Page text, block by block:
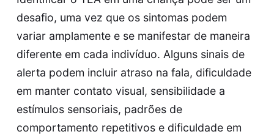
desafio, uma vez que os sintomas podem
variar amplamente e se manifestar de maneira
diferente em cada indivíduo. Alguns sinais de
alerta podem incluir atraso na fala, dificuldade
em manter contato visual, sensibilidade a
estímulos sensoriais, padrões de
comportamento repetitivos e dificuldade em